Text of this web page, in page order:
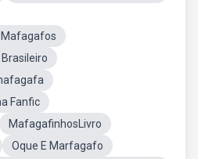
Mafagafos
Fanfic
MafagafinhosLivro
Oque E Marfagafo